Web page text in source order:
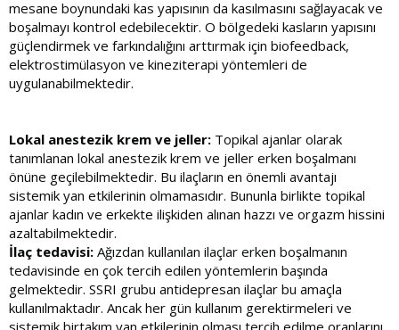
mesane boynundaki kas yapısının da kasılmasını sağlayacak ve
boşalmayı kontrol edebilecektir. O bölgedeki kasların yapısını
güçlendirmek ve farkındalığını arttırmak için biofeedback,
elektrostimülasyon ve kineziterapi yöntemleri de
uygulanabilmektedir.
Lokal anestezik krem ve jeller: Topikal ajanlar olarak
tanımlanan lokal anestezik krem ve jeller erken boşalmanı
önüne geçilebilmektedir. Bu ilaçların en önemli avantajı
sistemik yan etkilerinin olmamasıdır. Bununla birlikte topikal
ajanlar kadın ve erkekte ilişkiden alınan hazzı ve orgazm hissini
azaltabilmektedir.
İlaç tedavisi: Ağızdan kullanılan ilaçlar erken boşalmanın
tedavisinde en çok tercih edilen yöntemlerin başında
gelmektedir. SSRI grubu antidepresan ilaçlar bu amaçla
kullanılmaktadır. Ancak her gün kullanım gerektirmeleri ve